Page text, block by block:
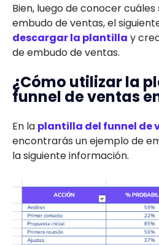
Bien, luego de conocer
embudo de ventas, el
descargar la plantilla y
de embudo de ventas.
¿Cómo utilizar la
funnel de ventas
En la plantilla del funnel de
encontrarás un ejemplo de
la siguiente información.